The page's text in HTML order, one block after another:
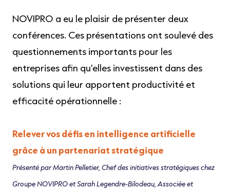
NOVIPRO a eu le plaisir de présenter deux
conférences. Ces présentations ont soulevé des
questionnements importants pour les
entreprises afin qu’elles investissent dans des
solutions qui leur apportent productivité et
efficacité opérationnelle :
Relever vos défis en intelligence artificielle
grâce à un partenariat stratégique
Présenté par Martin Pelletier, Chef des initiatives stratégiques chez
Groupe NOVIPRO et Sarah Legendre-Bilodeau, Associée et